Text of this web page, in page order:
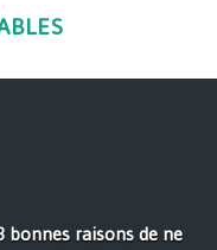
bonnes raisons de ne